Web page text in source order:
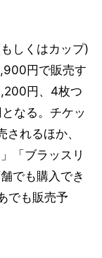
しくはカップ)
円で販売す
円、4枚つ
なる。チケッ
れるほか、
「ブラッスリ
でも購入でき
でも販売予